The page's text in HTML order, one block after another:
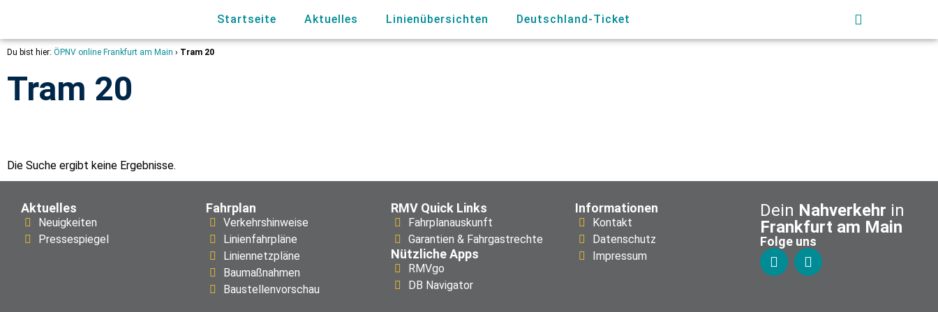
Startseite Aktuelles Linienübersichten Deutschland-Ticket
Du bist hier: ÖPNV online Frankfurt am Main › Tram 20
Tram 20
Die Suche ergibt keine Ergebnisse.
Aktuelles
Neuigkeiten
Pressespiegel
Fahrplan
Verkehrshinweise
Linienfahrpläne
Liniennetzpläne
Baumaßnahmen
Baustellenvorschau
RMV Quick Links
Fahrplanauskunft
Garantien & Fahrgastrechte
Nützliche Apps
RMVgo
DB Navigator
Informationen
Kontakt
Datenschutz
Impressum
Dein Nahverkehr in
Frankfurt am Main
Folge uns